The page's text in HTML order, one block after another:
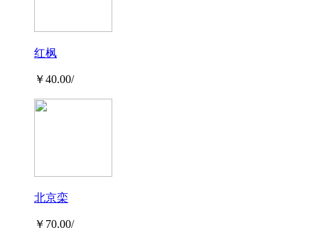
红枫
￥40.00/
北京栾
￥70.00/